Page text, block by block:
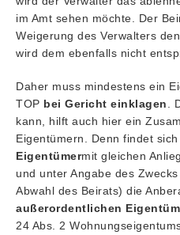
im Amt sehen möchte. Der
Weigerung des Verwalters
wird dem ebenfalls nicht
Daher muss mindestens ein
TOP bei Gericht einklagen .
kann, hilft auch hier ein
Eigentümern. Denn findet
Eigentümermit gleichen
und unter Angabe des
Abwahl des Beirats) die
außerordentlichen
24 Abs. 2